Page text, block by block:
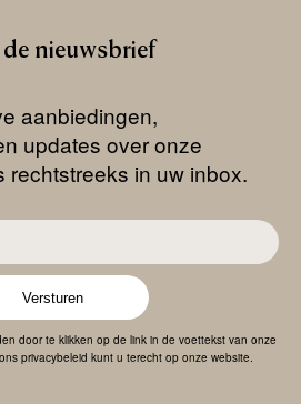
de nieuwsbrief
aanbiedingen,
updates over onze
rechtstreeks in uw inbox.
Versturen
door te klikken op de link in de voettekst van onze
privacybeleid kunt u terecht op onze website.